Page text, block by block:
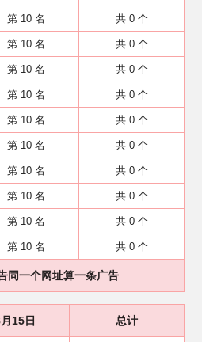
第 10 名 共 0 个
第 10 名 共 0 个
第 10 名 共 0 个
第 10 名 共 0 个
第 10 名 共 0 个
第 10 名 共 0 个
第 10 名 共 0 个
第 10 名 共 0 个
第 10 名 共 0 个
第 10 名 共 0 个
同一个网址算一条广告
15日 总计